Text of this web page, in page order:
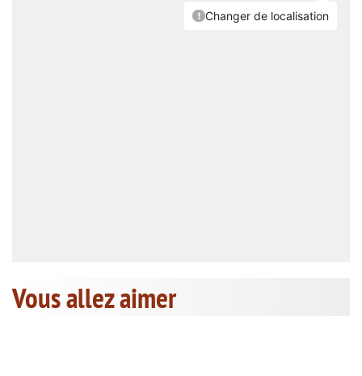
Vous allez aimer